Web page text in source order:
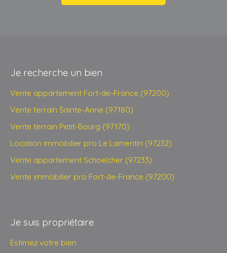
Je recherche un bien
Vente appartement Fort-de-France (97200)
Vente terrain Sainte-Anne (97180)
Vente terrain Petit-Bourg (97170)
Location immobilier pro Le Lamentin (97232)
Vente appartement Schoelcher (97233)
Vente immobilier pro Fort-de-France (97200)
Je suis propriétaire
Estimez votre bien